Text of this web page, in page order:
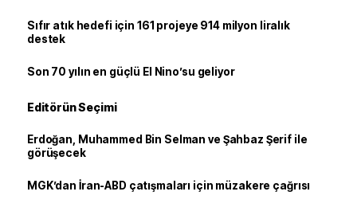
Sıfır atık hedefi için 161 projeye 914 milyon liralık
destek
Son 70 yılın en güçlü El Nino’su geliyor
Editörün Seçimi
Erdoğan, Muhammed Bin Selman ve Şahbaz Şerif ile
görüşecek
MGK’dan İran-ABD çatışmaları için müzakere çağrısı